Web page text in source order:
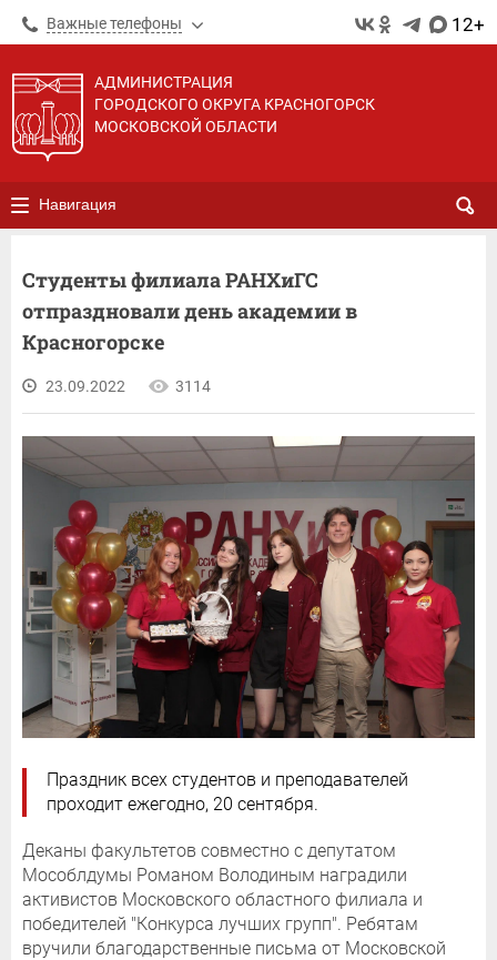
Важные телефоны 12+
АДМИНИСТРАЦИЯ
ГОРОДСКОГО ОКРУГА КРАСНОГОРСК
МОСКОВСКОЙ ОБЛАСТИ
Навигация
Студенты филиала РАНХиГС
отпраздновали день академии в
Красногорске
23.09.2022 3114
Праздник всех студентов и преподавателей
проходит ежегодно, 20 сентября.
Деканы факультетов совместно с депутатом
Мособлдумы Романом Володиным наградили
активистов Московского областного филиала и
победителей "Конкурса лучших групп". Ребятам
вручили благодарственные письма от Московской